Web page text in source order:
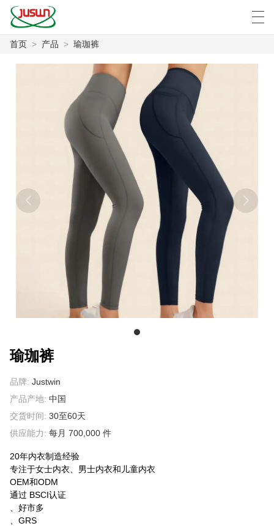
案例
中文 Deutsch
首页 > 产品 > 瑜珈裤
瑜珈裤
品牌: Justwin
产品产地: 中国
交货时间: 30至60天
供应能力: 每月 700,000 件
20年内衣制造经验
专注于女士内衣、男士内衣和儿童内衣
OEM和ODM
通过 BSCI认证
、好市多
、GRS